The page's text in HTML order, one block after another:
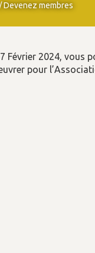
/Devenez membres
Février 2024,
pour